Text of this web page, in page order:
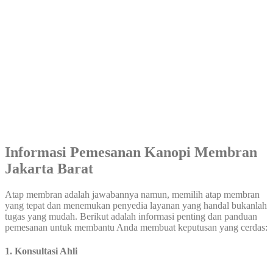
Informasi Pemesanan Kanopi Membran
Jakarta Barat
Atap membran adalah jawabannya namun, memilih atap membran
yang tepat dan menemukan penyedia layanan yang handal bukanlah
tugas yang mudah. Berikut adalah informasi penting dan panduan
pemesanan untuk membantu Anda membuat keputusan yang cerdas:
1. Konsultasi Ahli